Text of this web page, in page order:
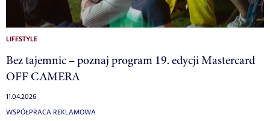
LIFESTYLE
Bez tajemnic – poznaj program 19. edycji Mastercard
OFF CAMERA
11.04.2026
WSPÓŁPRACA REKLAMOWA